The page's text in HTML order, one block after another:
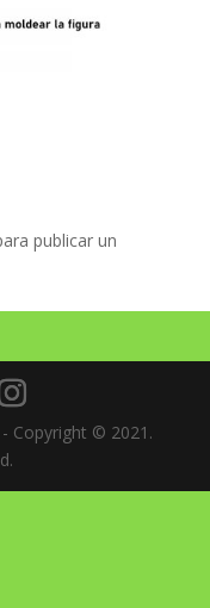
publicar un
Copyright © 2021.